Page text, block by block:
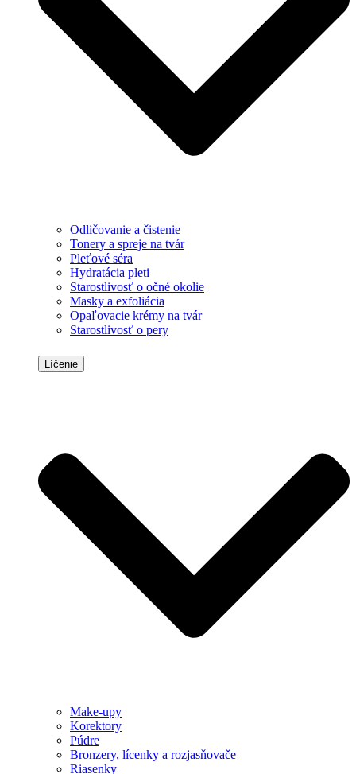
Odličovanie a čistenie
Tonery a spreje na tvár
Pleťové séra
Hydratácia pleti
Starostlivosť o očné okolie
Masky a exfoliácia
Opaľovacie krémy na tvár
Starostlivosť o pery
Líčenie
Make-upy
Korektory
Púdre
Bronzery, lícenky a rozjasňovače
Riasenky